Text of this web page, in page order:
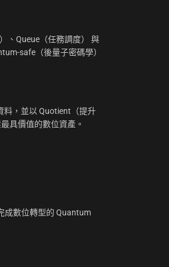
、Queue（任務調度） 與
safe（後量子密碼學）
料，並以 Quotient（提升
具價值的數位資產。
成數位轉型的 Quantum